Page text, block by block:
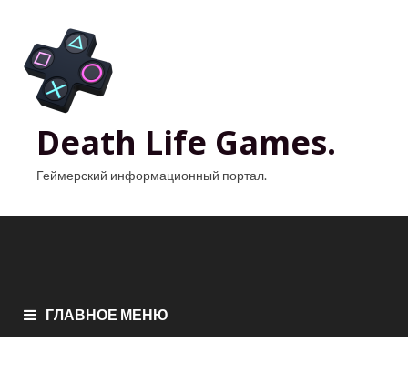
Death Life Games.
Геймерский информационный портал.
ГЛАВНОЕ МЕНЮ